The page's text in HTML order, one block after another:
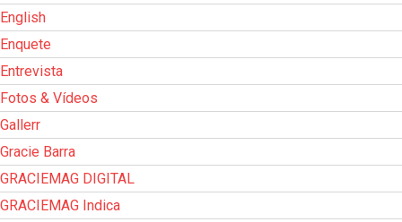
English
Enquete
Entrevista
Fotos & Vídeos
Gallerr
Gracie Barra
GRACIEMAG DIGITAL
GRACIEMAG Indica